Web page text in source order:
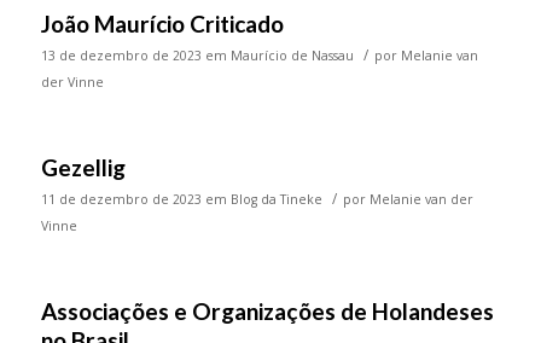
João Maurício Criticado
13 de dezembro de 2023 em Maurício de Nassau / por Melanie van
der Vinne
Gezellig
11 de dezembro de 2023 em Blog da Tineke / por Melanie van der
Vinne
Associações e Organizações de Holandeses